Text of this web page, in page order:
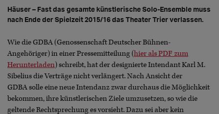
Häuser – Fast das gesamte künstlerische Solo-Ensemble muss
nach Ende der Spielzeit 2015/16 das Theater Trier verlassen.
Wie die GDBA (Genossenschaft Deutscher Bühnen-
Angehöriger) in einer Pressemitteilung (hier als PDF zum
Herunterladen) schreibt, hat der designierte Intendant Karl M.
Sibelius die Verträge nicht verlängert. Nach Ansicht der
GDBA solle eine neue Intendanz zwar durchaus die Möglichkeit
bekommen, ihre künstlerischen Ziele umzusetzen, so wie die
geltende Rechtsprechung es vorsieht. Dazu sei aber kein